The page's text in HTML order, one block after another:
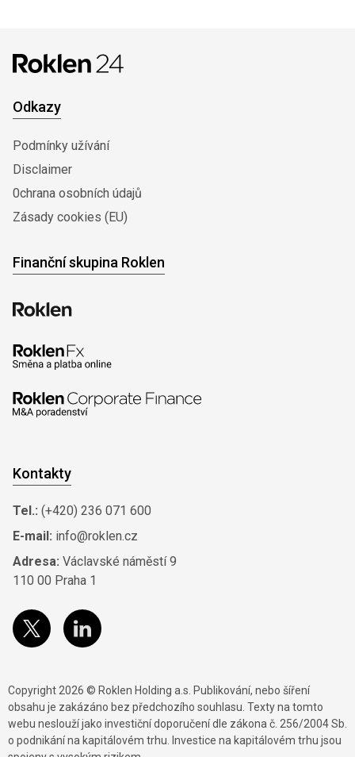
Odkazy
Podmínky užívání
Disclaimer
0chrana osobních údajů
Zásady cookies (EU)
Finanční skupina Roklen
Kontakty
Tel.: (+420) 236 071 600
E-mail: info@roklen.cz
Adresa: Václavské náměstí 9
110 00 Praha 1
Copyright 2026 © Roklen Holding a.s. Publikování, nebo šíření
obsahu je zakázáno bez předchozího souhlasu. Texty na tomto
webu neslouží jako investiční doporučení dle zákona č. 256/2004 Sb.
o podnikání na kapitálovém trhu. Investice na kapitálovém trhu jsou